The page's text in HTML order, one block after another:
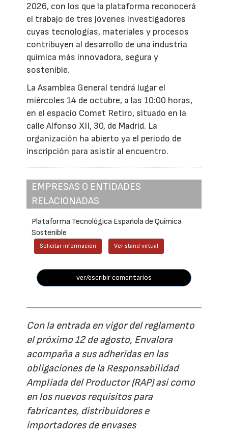
2026, con los que la plataforma reconocerá
el trabajo de tres jóvenes investigadores
cuyas tecnologías, materiales y procesos
contribuyen al desarrollo de una industria
química más innovadora, segura y
sostenible.
La Asamblea General tendrá lugar el
miércoles 14 de octubre, a las 10:00 horas,
en el espacio Comet Retiro, situado en la
calle Alfonso XII, 30, de Madrid. La
organización ha abierto ya el periodo de
inscripción para asistir al encuentro.
EMPRESAS O ENTIDADES
RELACIONADAS
Plataforma Tecnológica Española de Química
Sostenible
Solicitar información Ver stand virtual
ver/escribir comentarios
Con la entrada en vigor del reglamento
el próximo 12 de agosto, Envalora
acompaña a sus adheridas en las
obligaciones de la Responsabilidad
Ampliada del Productor (RAP) así como
en los nuevos requisitos para
fabricantes, distribuidores e
importadores de envases